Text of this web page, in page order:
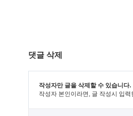
댓글 삭제
작성자만 글을 삭제할 수 있습니다.
작성자 본인이라면, 글 작성시 입